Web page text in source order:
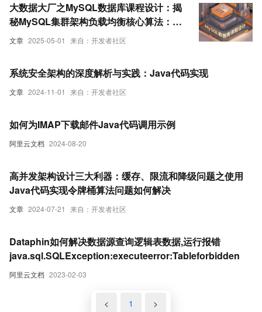
文章 2025-05-01 来自：开发者社区
大数据大厂之MySQL数据库课程设计：揭
秘MySQL集群架构负载均衡核心算法：从
理论到Java代码实战，让你的数据库性能
文章 2024-11-01 来自：开发者社区
系统安全架构的深度解析与实践：Java代码实现
阿里云文档 2024-08-20
如何为IMAP下载邮件Java代码调用示例
文章 2024-07-21 来自：开发者社区
高并发架构设计三大利器：缓存、限流和降级问题之使用
Java代码实现令牌桶算法问题如何解决
阿里云文档 2023-02-03
Dataphin如何解决数据源查询逻辑表数据,运行报错
java.sql.SQLException:executeerror:Tableforbidden
< 1 >